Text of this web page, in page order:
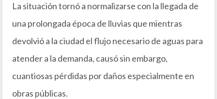
La situación tornó a normalizarse con la llegada de
una prolongada época de lluvias que mientras
devolvió a la ciudad el flujo necesario de aguas para
atender a la demanda, causó sin embargo,
cuantiosas pérdidas por daños especialmente en
obras públicas.